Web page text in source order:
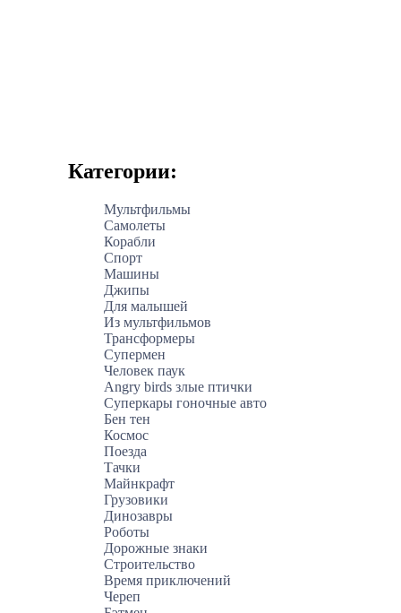
Категории:
Мультфильмы
Самолеты
Корабли
Спорт
Машины
Джипы
Для малышей
Из мультфильмов
Трансформеры
Супермен
Человек паук
Angry birds злые птички
Суперкары гоночные авто
Бен тен
Космос
Поезда
Тачки
Майнкрафт
Грузовики
Динозавры
Роботы
Дорожные знаки
Строительство
Время приключений
Череп